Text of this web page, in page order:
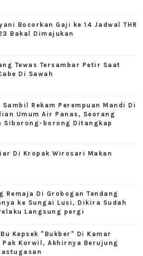
Bocorkan Gaji ke 14 Jadwal THR
Bakal Dimajukan
Tewas Tersambar Petir Saat
Di Sawah
Rekam Perempuan Mandi Di
Umum Air Panas, Seorang
Siborong-borong Ditangkap
Di Kropak Wirosari Makan
Remaja Di Grobogan Tendang
ke Sungai Lusi, Dikira Sudah
Langsung pergi
Kepsek "Bukber" Di Kamar
Pak Korwil, Akhirnya Berujung